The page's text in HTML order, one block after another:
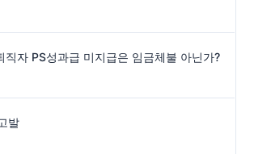
직자 PS성과급 미지급은 임금체불 아닌가?
발